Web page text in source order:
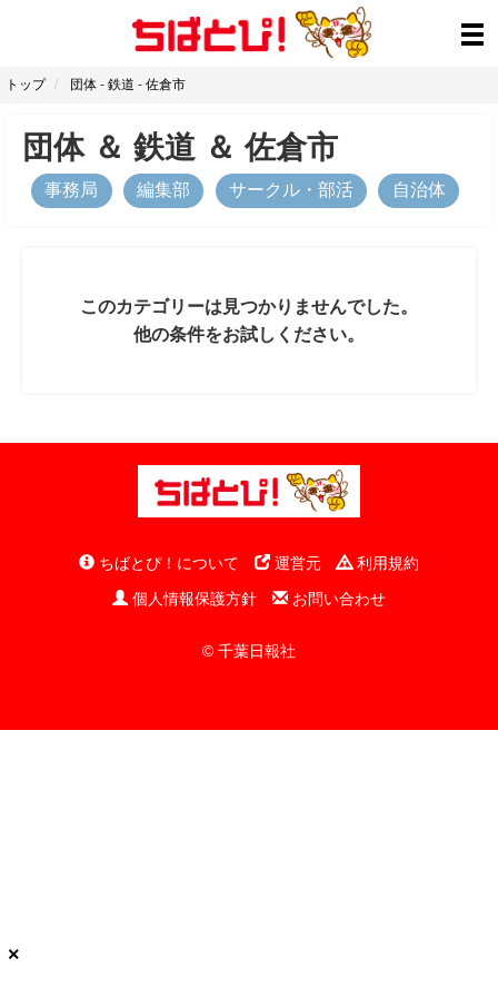
トップ 団体 - 鉄道 - 佐倉市
団体＆ 鉄道 ＆佐倉市
事務局 編集部 サークル・部活 自治体
このカテゴリーは見つかりませんでした。
他の条件をお試しください。
ちばとぴ！について 運営元
利用規約
個人情報保護方針
お問い合わせ
© 千葉日報社
×